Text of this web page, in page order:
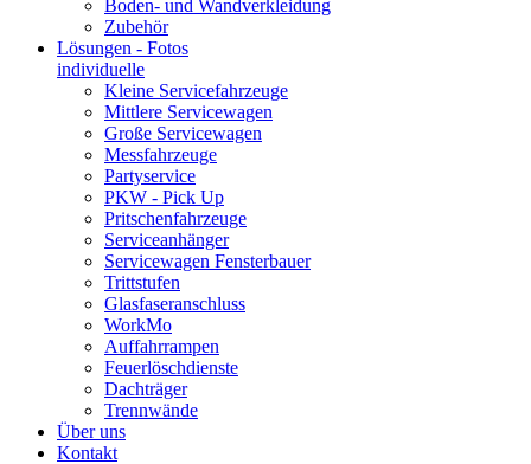
Boden- und Wandverkleidung
Zubehör
Lösungen - Fotos
individuelle
Kleine Servicefahrzeuge
Mittlere Servicewagen
Große Servicewagen
Messfahrzeuge
Partyservice
PKW - Pick Up
Pritschenfahrzeuge
Serviceanhänger
Servicewagen Fensterbauer
Trittstufen
Glasfaseranschluss
WorkMo
Auffahrrampen
Feuerlöschdienste
Dachträger
Trennwände
Über uns
Kontakt